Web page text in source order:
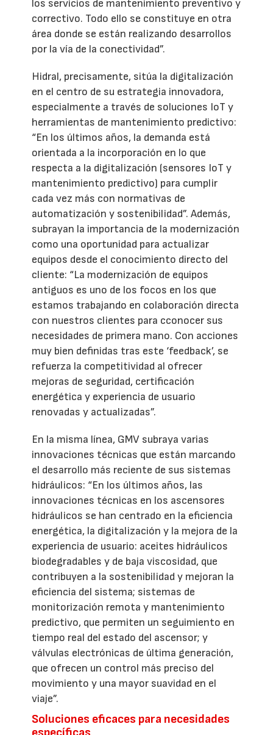
los servicios de mantenimiento preventivo y
correctivo. Todo ello se constituye en otra
área donde se están realizando desarrollos
por la vía de la conectividad”.
Hidral, precisamente, sitúa la digitalización
en el centro de su estrategia innovadora,
especialmente a través de soluciones IoT y
herramientas de mantenimiento predictivo:
“En los últimos años, la demanda está
orientada a la incorporación en lo que
respecta a la digitalización (sensores IoT y
mantenimiento predictivo) para cumplir
cada vez más con normativas de
automatización y sostenibilidad”. Además,
subrayan la importancia de la modernización
como una oportunidad para actualizar
equipos desde el conocimiento directo del
cliente: “La modernización de equipos
antiguos es uno de los focos en los que
estamos trabajando en colaboración directa
con nuestros clientes para cconocer sus
necesidades de primera mano. Con acciones
muy bien definidas tras este ‘feedback’, se
refuerza la competitividad al ofrecer
mejoras de seguridad, certificación
energética y experiencia de usuario
renovadas y actualizadas”.
En la misma línea, GMV subraya varias
innovaciones técnicas que están marcando
el desarrollo más reciente de sus sistemas
hidráulicos: “En los últimos años, las
innovaciones técnicas en los ascensores
hidráulicos se han centrado en la eficiencia
energética, la digitalización y la mejora de la
experiencia de usuario: aceites hidráulicos
biodegradables y de baja viscosidad, que
contribuyen a la sostenibilidad y mejoran la
eficiencia del sistema; sistemas de
monitorización remota y mantenimiento
predictivo, que permiten un seguimiento en
tiempo real del estado del ascensor; y
válvulas electrónicas de última generación,
que ofrecen un control más preciso del
movimiento y una mayor suavidad en el
viaje”.
Soluciones eficaces para necesidades